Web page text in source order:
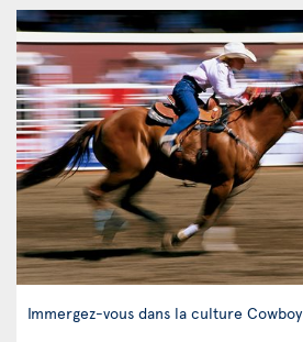
Immergez-vous dans la culture Cowboy